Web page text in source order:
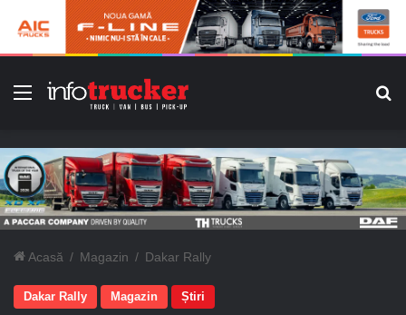
Meniu
Acasă / Magazin / Dakar Rally
Dakar Rally Magazin Știri